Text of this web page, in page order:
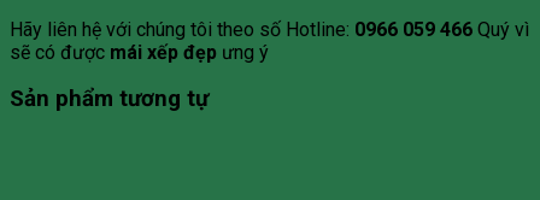
Hãy liên hệ với chúng tôi theo số Hotline: 0966 059 466 Quý vì
sẽ có được mái xếp đẹp ưng ý
Sản phẩm tương tự